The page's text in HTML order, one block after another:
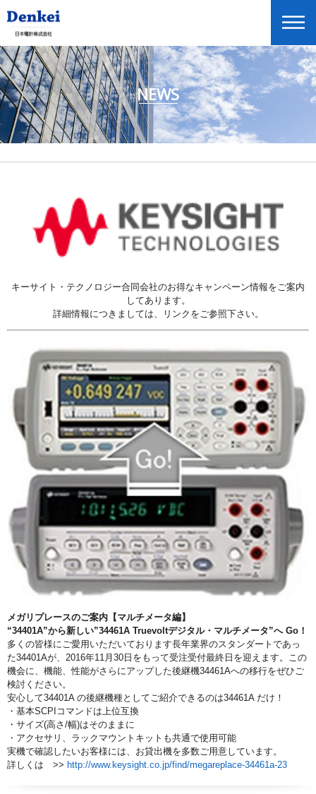
ニュースリリース
企業情報
展示会・セミナー情報
Global Home
NEWS
キーサイト・テクノロジー合同会社のお得なキャンペーン情報をご案内
してあります。
詳細情報につきましては、リンクをご参照下さい。
メガリプレースのご案内【マルチメータ編】
“34401A”から新しい”34461A Truevoltデジタル・マルチメータ”へ Go！
多くの皆様にご愛用いただいております長年業界のスタンダートであっ
た34401Aが、2016年11月30日をもって受注受付最終日を迎えます。この
機会に、機能、性能がさらにアップした後継機34461Aへの移行をぜひご
検討ください。
安心して34401A の後継機種としてご紹介できるのは34461A だけ！
・基本SCPIコマンドは上位互換
・サイズ(高さ/幅)はそのままに
・アクセサリ、ラックマウントキットも共通で使用可能
実機で確認したいお客様には、お貸出機を多数ご用意しています。
詳しくは >> http://www.keysight.co.jp/find/megareplace-34461a-23